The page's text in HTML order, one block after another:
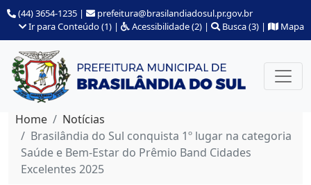
(44) 3654-1235 |
prefeitura@brasilandiadosul.pr.gov.br
Ir para Conteúdo (1) | Acessibilidade (2) | Busca (3) | Mapa
Home
Notícias
Brasilândia do Sul conquista 1º lugar na categoria
Saúde e Bem-Estar do Prêmio Band Cidades
Excelentes 2025